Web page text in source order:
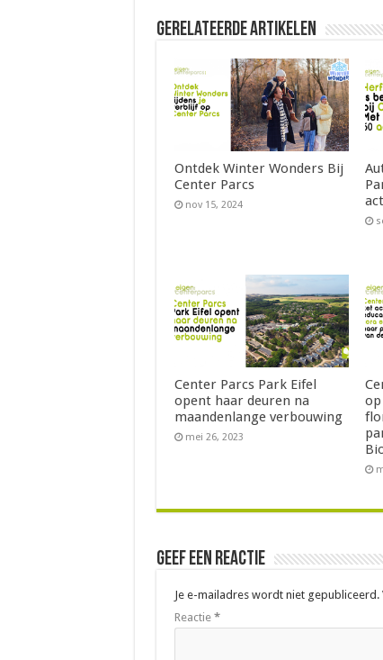
Gerelateerde Artikelen
Ontdek Winter Wonders Bij
Center Parcs
nov 15, 2024
Center Parcs Park Eifel
opent haar deuren na
maandenlange verbouwing
mei 26, 2023
Geef een reactie
Je e-mailadres wordt niet gepubliceerd.
Reactie *